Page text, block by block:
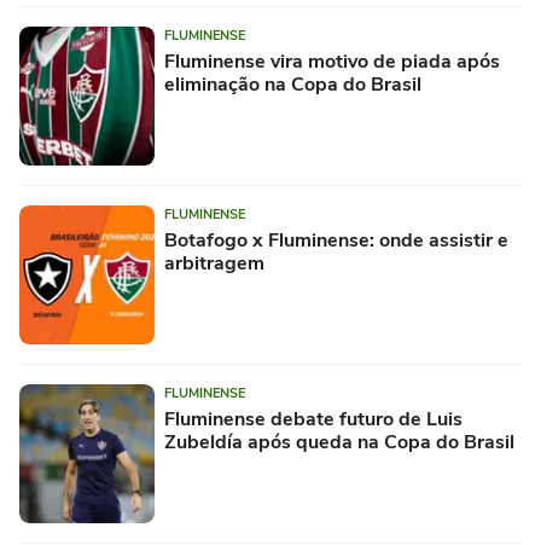
FLUMINENSE
Fluminense vira motivo de piada após
eliminação na Copa do Brasil
FLUMINENSE
Botafogo x Fluminense: onde assistir e
arbitragem
FLUMINENSE
Fluminense debate futuro de Luis
Zubeldía após queda na Copa do Brasil